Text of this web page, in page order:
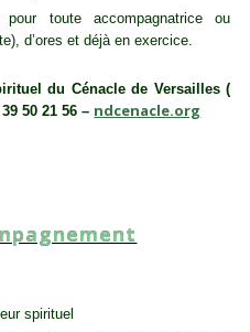
toute accompagnatrice ou
d’ores et déjà en exercice.
du Cénacle de Versailles (
50 21 56 – ndcenacle.org
spirituel